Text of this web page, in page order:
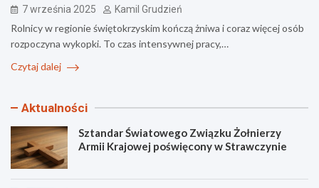
7 września 2025 Kamil Grudzień
Rolnicy w regionie świętokrzyskim kończą żniwa i coraz więcej osób
rozpoczyna wykopki. To czas intensywnej pracy,…
Czytaj dalej
Aktualności
Sztandar Światowego Związku Żołnierzy
Armii Krajowej poświęcony w Strawczynie